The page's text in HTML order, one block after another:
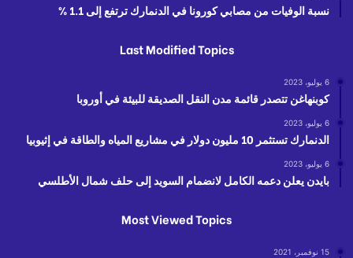
نسبة الوفيات من مصابي كورونا في الدنمارك ترتفع إلى 1.1 %
Last Modified Topics
6 يوليو، 2023
كوبنهاغن تتصدر قائمة مدن النقل الصديقة للبيئة في أوروبا
6 يوليو، 2023
الدنمارك تستثمر 10 مليون دولار في مشاريع المياه والطاقة في إثيوبيا
6 يوليو، 2023
بايدن يعلن دعمه الكامل لانضمام السويد إلى حلف شمال الأطلسي
Most Viewed Topics
15 نوفمبر، 2021